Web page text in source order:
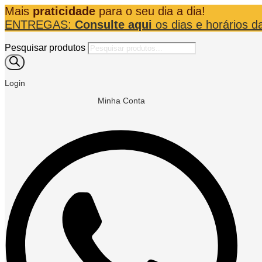
Mais praticidade para o seu dia a dia!
ENTREGAS: Consulte aqui os dias e horários
Pesquisar produtos
Login
Minha Conta